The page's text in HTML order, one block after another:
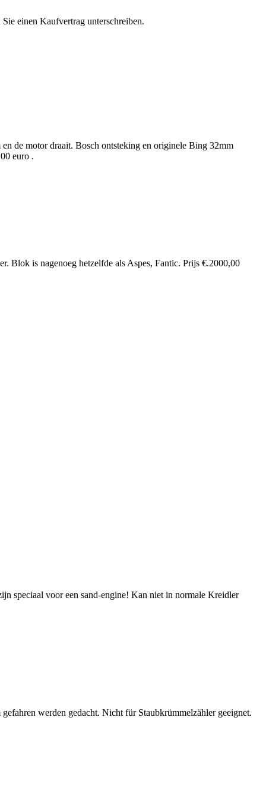
einen Kaufvertrag unterschreiben.
de motor draait. Bosch ontsteking en originele Bing 32mm
euro .
Blok is nagenoeg hetzelfde als Aspes, Fantic. Prijs €.2000,00
speciaal voor een sand-engine! Kan niet in normale Kreidler
werden gedacht. Nicht für Staubkrümmelzähler geeignet.